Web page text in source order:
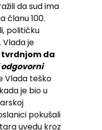
da sud ima
članu 100.
političku
je
tvrdnjom da
odgovorni
Vlada teško
je bio u
pokušali
uvedu kroz